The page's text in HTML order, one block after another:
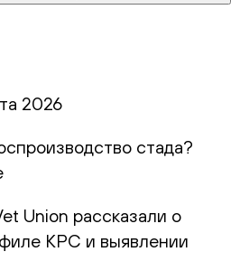
2026
стада?
Union рассказали о
КРС и выявлении